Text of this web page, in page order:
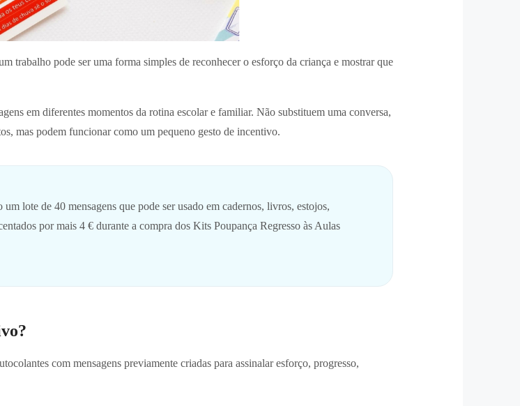
trabalho pode ser uma forma simples de reconhecer o esforço da criança e mostrar que
em diferentes momentos da rotina escolar e familiar. Não substituem uma conversa,
mas podem funcionar como um pequeno gesto de incentivo.
lote de 40 mensagens que pode ser usado em cadernos, livros, estojos,
por mais 4 € durante a compra dos Kits Poupança Regresso às Aulas
com mensagens previamente criadas para assinalar esforço, progresso,